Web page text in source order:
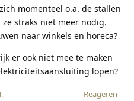
momenteel o.a. de stallen
straks niet meer nodig.
naar winkels en horeca?
er ook niet mee te maken
lopen?
Reageren
.